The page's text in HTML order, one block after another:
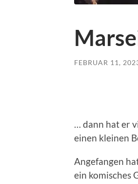
FEBRUAR 11,
… dann hat er
einen kleinen
Angefangen
ein komisches